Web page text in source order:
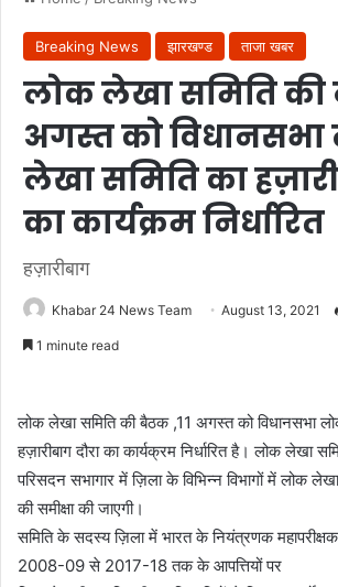
Breaking News झारखण्ड ताजा खबर
लोक लेखा समिति की
अगस्त को
लेखा समिति का
का कार्यक्रम निर्धारित
हज़ारीबाग
Khabar 24 News Team August 13, 2021
1 minute read
लोक लेखा समिति की बैठक ,11 अगस्त को विधानसभा
हज़ारीबाग दौरा का कार्यक्रम निर्धारित है। लोक लेखा
परिसदन सभागार में ज़िला के विभिन्न विभागों में लोक
की समीक्षा की जाएगी।
समिति के सदस्य ज़िला में भारत के नियंत्रणक
2008-09 से 2017-18 तक के आपत्तियों पर